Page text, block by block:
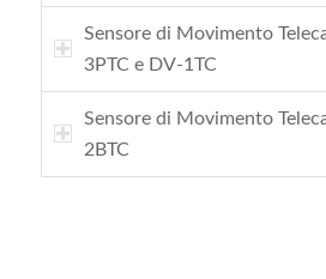
Sensore di Movimento
3PTC e DV-1TC
Sensore di Movimento
2BTC